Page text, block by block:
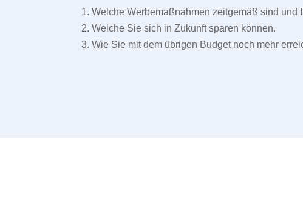
1. Welche Werbemaßnahmen zeitgemäß sind und
2. Welche Sie sich in Zukunft sparen können.
3. Wie Sie mit dem übrigen Budget noch mehr